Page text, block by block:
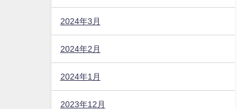
2024年3月
2024年2月
2024年1月
2023年12月